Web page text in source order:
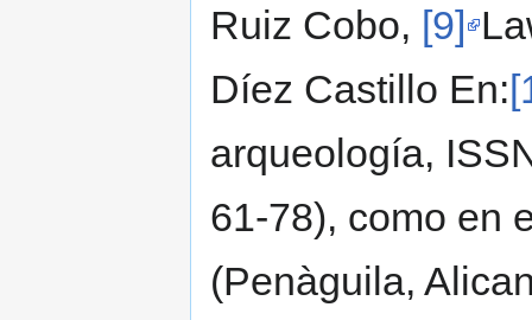
Ruiz Cobo, [9]
Díez Castillo En:
arqueología,
61-78), como en
(Penàguila,